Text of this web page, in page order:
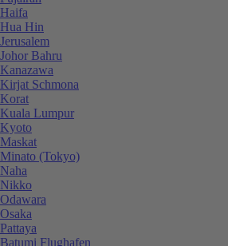
Haifa
Hua Hin
Jerusalem
Johor Bahru
Kanazawa
Kirjat Schmona
Korat
Kuala Lumpur
Kyoto
Maskat
Minato (Tokyo)
Naha
Nikko
Odawara
Osaka
Pattaya
Batumi Flughafen